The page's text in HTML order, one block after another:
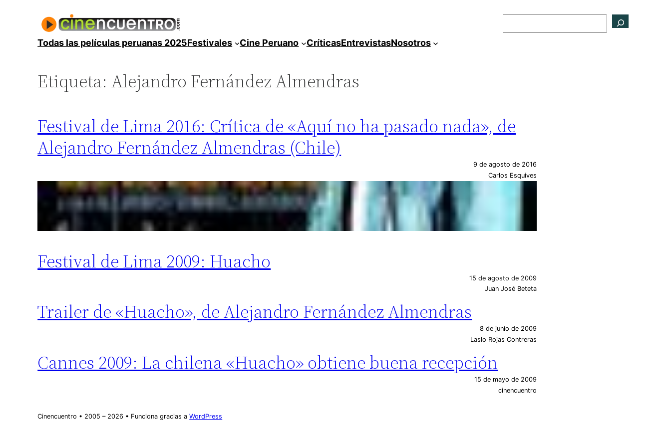
contenidoTodas las películas peruanas 2025Festivales Cine Peruano CríticasEntrevistasNosotros
Etiqueta:Alejandro Fernández Almendras
Festival de Lima 2016: Crítica de «Aquí no ha pasado nada», de
Alejandro Fernández Almendras (Chile)
9 de agosto de 2016
Carlos Esquives
Festival de Lima 2009: Huacho
15 de agosto de 2009
Juan José Beteta
Trailer de «Huacho», de Alejandro Fernández Almendras
8 de junio de 2009
Laslo Rojas Contreras
Cannes 2009: La chilena «Huacho» obtiene buena recepción
15 de mayo de 2009
cinencuentro
Cinencuentro • 2005 – 2026 • Funciona gracias aWordPress